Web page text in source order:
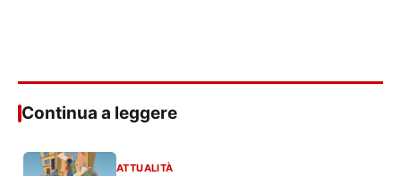
Continua a leggere
ATTUALITÀ